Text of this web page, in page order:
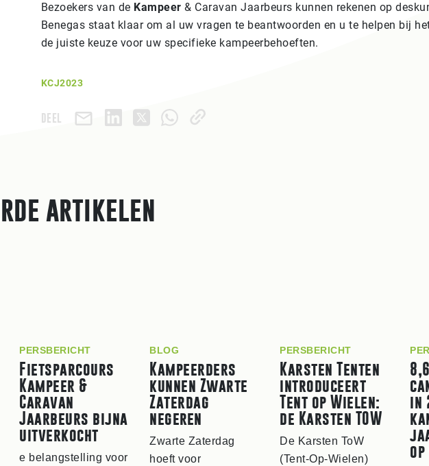
Bezoekers van de Kampeer & Caravan Jaarbeurs kunnen rekenen op
Benegas staat klaar om al uw vragen te beantwoorden en u te helpen bij
de juiste keuze voor uw specifieke kampeerbehoeften.
KCJ2023
DEEL
artikelen
PERSBERICHT
Fietsparcours
Kampeer &
Caravan
Jaarbeurs bijna
uitverkocht
e belangstelling voor
BLOG
Kampeerders
kunnen Zwarte
Zaterdag
negeren
Zwarte Zaterdag
hoeft voor
PERSBERICHT
Karsten Tenten
introduceert
Tent op Wielen:
de Karsten TOW
De Karsten ToW
(Tent-Op-Wielen)
in